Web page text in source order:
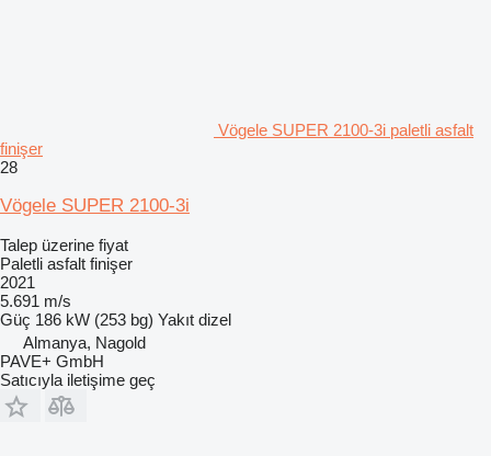
Vögele SUPER 2100-3i paletli asfalt
finişer
28
Vögele SUPER 2100-3i
Talep üzerine fiyat
Paletli asfalt finişer
2021
5.691 m/s
Güç 186 kW (253 bg) Yakıt dizel
Almanya, Nagold
PAVE+ GmbH
Satıcıyla iletişime geç